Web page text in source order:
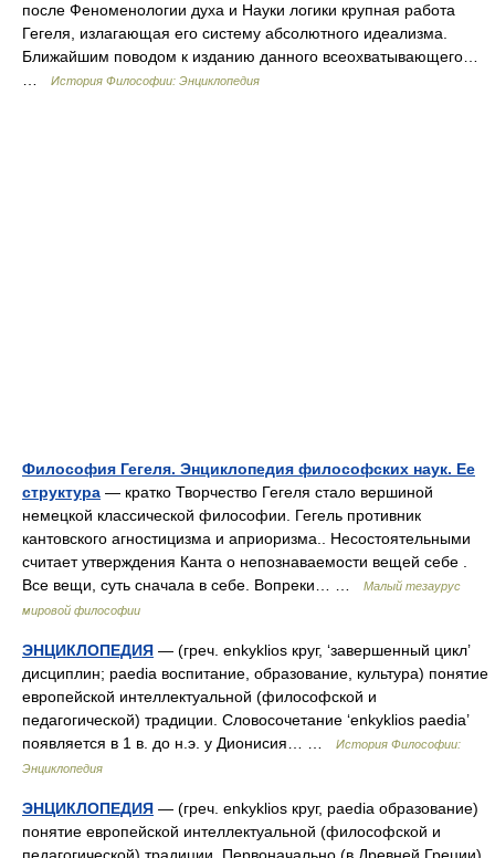
после Феноменологии духа и Науки логики крупная работа
Гегеля, излагающая его систему абсолютного идеализма.
Ближайшим поводом к изданию данного всеохватывающего…
История Философии: Энциклопедия
Философия Гегеля. Энциклопедия философских наук. Ее
структура — кратко Творчество Гегеля стало вершиной
немецкой классической философии. Гегель противник
кантовского агностицизма и априоризма.. Несостоятельными
считает утверждения Канта о непознаваемости вещей себе .
Все вещи, суть сначала в себе. Вопреки… …
Малый тезаурус
мировой философии
ЭНЦИКЛОПЕДИЯ — (греч. enkyklios круг, ‘завершенный цикл’
дисциплин; paedia воспитание, образование, культура) понятие
европейской интеллектуальной (философской и
педагогической) традиции. Словосочетание ‘enkyklios paedia’
появляется в 1 в. до н.э. у Дионисия… …
История Философии:
Энциклопедия
ЭНЦИКЛОПЕДИЯ — (греч. enkyklios круг, paedia образование)
понятие европейской интеллектуальной (философской и